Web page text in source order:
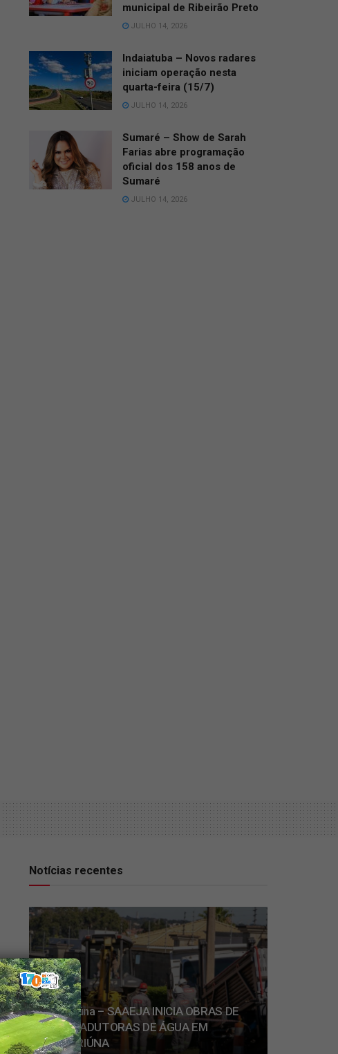
municipal de Ribeirão Preto
JULHO 14, 2026
Indaiatuba – Novos radares
iniciam operação nesta
quarta-feira (15/7)
JULHO 14, 2026
Sumaré – Show de Sarah
Farias abre programação
oficial dos 158 anos de
Sumaré
JULHO 14, 2026
Notícias recentes
Jaguariúna – SAAEJA INICIA OBRAS DE
NOVAS ADUTORAS DE ÁGUA EM
JAGUARIÚNA